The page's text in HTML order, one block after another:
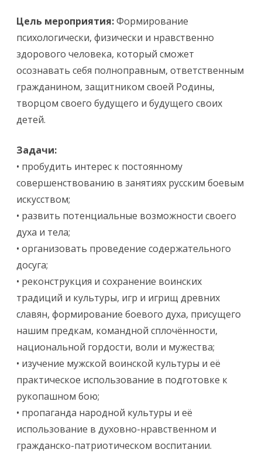
Цель мероприятия:Формирование
психологически, физически и нравственно
здорового человека, который сможет
осознавать себя полноправным, ответственным
гражданином, защитником своей Родины,
творцом своего будущего и будущего своих
детей.
Задачи:
• пробудить интерес к постоянному
совершенствованию в занятиях русским боевым
искусством;
• развить потенциальные возможности своего
духа и тела;
• организовать проведение содержательного
досуга;
• реконструкция и сохранение воинских
традиций и культуры, игр и игрищ древних
славян, формирование боевого духа, присущего
нашим предкам, командной сплочённости,
национальной гордости, воли и мужества;
• изучение мужской воинской культуры и её
практическое использование в подготовке к
рукопашном бою;
• пропаганда народной культуры и её
использование в духовно-нравственном и
гражданско-патриотическом воспитании.